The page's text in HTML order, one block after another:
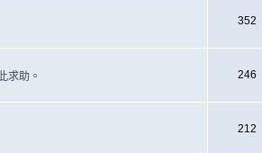
352
求助。
246
212